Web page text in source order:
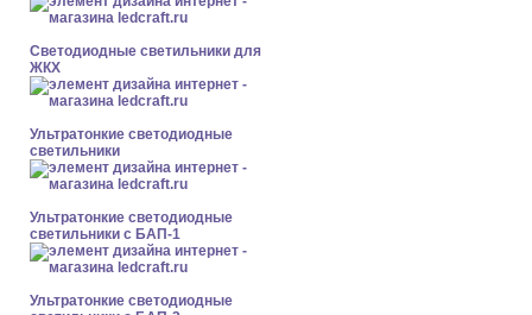
Светодиодные светильники для
ЖКХ
Ультратонкие светодиодные
светильники
Ультратонкие светодиодные
светильники с БАП-1
Ультратонкие светодиодные